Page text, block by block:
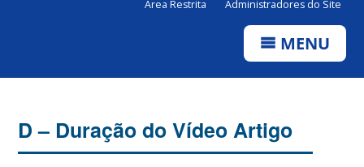
Área Restrita Administradores do Site
MENU
D – Duração do Vídeo Artigo